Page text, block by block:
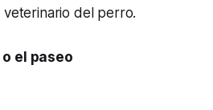
veterinario del perro.
el paseo